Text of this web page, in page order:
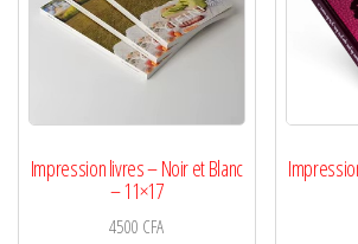
Impression livres – Noir et Blanc
– 11×17
4500 CFA